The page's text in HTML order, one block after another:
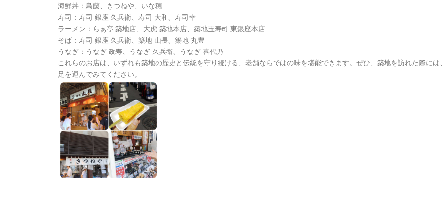
海鮮丼：鳥藤、きつねや、いな穂
寿司：寿司 銀座 久兵衛、寿司 大和、寿司幸
ラーメン：らぁ亭 築地店、大虎 築地本店、築地玉寿司 東銀座本店
そば：寿司 銀座 久兵衛、築地 山長、築地 丸豊
うなぎ：うなぎ 政寿、うなぎ 久兵衛、うなぎ 喜代乃
これらのお店は、いずれも築地の歴史と伝統を守り続ける、老舗ならではの味を堪能できます。ぜひ、築地を訪れた際には
足を運んでみてください。